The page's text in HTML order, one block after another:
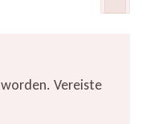
Vereiste